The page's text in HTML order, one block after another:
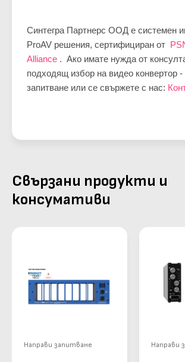
Синтегра Партнерс ООД е системен
ProAV решения, сертифициран от
Alliance . Ако имате нужда от
подходящ избор на видео конвертор -
запитване или се свържете с нас:
Свързани продукти и
консумативи
Направи запитване Направи